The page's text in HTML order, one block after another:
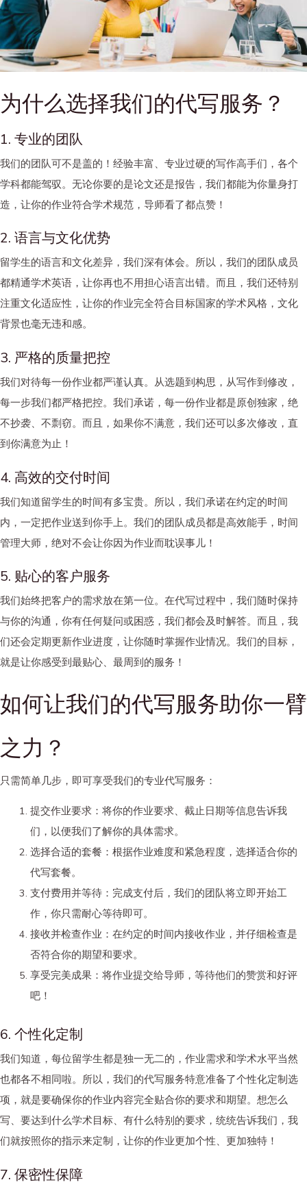
为什么选择我们的代写服务？
1. 专业的团队
我们的团队可不是盖的！经验丰富、专业过硬的写作高手们，各个
学科都能驾驭。无论你要的是论文还是报告，我们都能为你量身打
造，让你的作业符合学术规范，导师看了都点赞！
2. 语言与文化优势
留学生的语言和文化差异，我们深有体会。所以，我们的团队成员
都精通学术英语，让你再也不用担心语言出错。而且，我们还特别
注重文化适应性，让你的作业完全符合目标国家的学术风格，文化
背景也毫无违和感。
3. 严格的质量把控
我们对待每一份作业都严谨认真。从选题到构思，从写作到修改，
每一步我们都严格把控。我们承诺，每一份作业都是原创独家，绝
不抄袭、不剽窃。而且，如果你不满意，我们还可以多次修改，直
到你满意为止！
4. 高效的交付时间
我们知道留学生的时间有多宝贵。所以，我们承诺在约定的时间
内，一定把作业送到你手上。我们的团队成员都是高效能手，时间
管理大师，绝对不会让你因为作业而耽误事儿！
5. 贴心的客户服务
我们始终把客户的需求放在第一位。在代写过程中，我们随时保持
与你的沟通，你有任何疑问或困惑，我们都会及时解答。而且，我
们还会定期更新作业进度，让你随时掌握作业情况。我们的目标，
就是让你感受到最贴心、最周到的服务！
如何让我们的代写服务助你一臂
之力？
只需简单几步，即可享受我们的专业代写服务：
提交作业要求：将你的作业要求、截止日期等信息告诉我
们，以便我们了解你的具体需求。
选择合适的套餐 ：根据作业难度和紧急程度，选择适合你的
代写套餐。
支付费用并等待：完成支付后，我们的团队将立即开始工
作，你只需耐心等待即可。
接收并检查作业：在约定的时间内接收作业，并仔细检查是
否符合你的期望和要求。
享受完美成果：将作业提交给导师，等待他们的赞赏和好评
吧！
6. 个性化定制
我们知道，每位留学生都是独一无二的，作业需求和学术水平当然
也都各不相同啦。所以，我们的代写服务特意准备了个性化定制选
项，就是要确保你的作业内容完全贴合你的要求和期望。想怎么
写、要达到什么学术目标、有什么特别的要求，统统告诉我们，我
们就按照你的指示来定制，让你的作业更加个性、更加独特！
7. 保密性保障